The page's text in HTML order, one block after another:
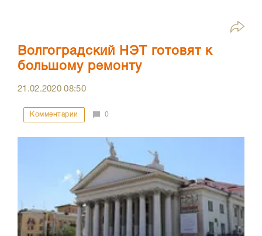
Волгоградский НЭТ готовят к
большому ремонту
21.02.202008:50
Комментарии 0